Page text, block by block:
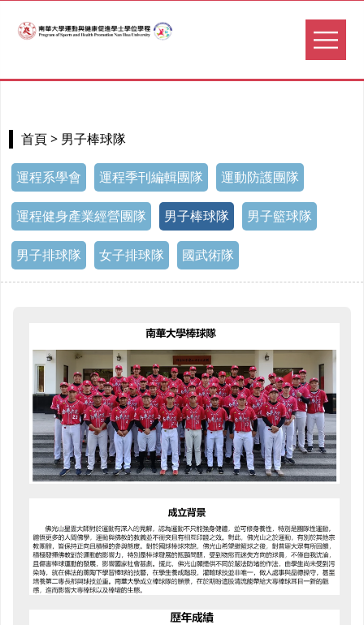
首頁 > 男子棒球隊
運程系學會 運程季刊編輯團隊 運動防護團隊
運程健身產業經營團隊 男子棒球隊 男子籃球隊
男子排球隊 女子排球隊 國武術隊